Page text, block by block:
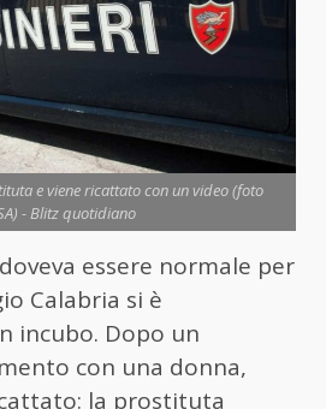
e viene ricattato con un video (foto
- Blitz quotidiano
essere normale per
Calabria si è
incubo. Dopo un
con una donna,
la prostituta